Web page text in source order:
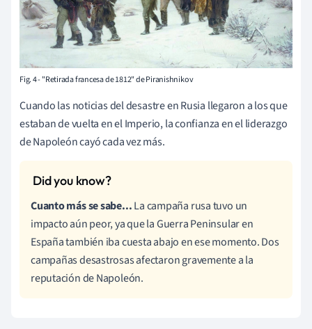
Fig. 4 - "Retirada francesa de 1812" de Piranishnikov
Cuando las noticias del desastre en Rusia llegaron a los que
estaban de vuelta en el Imperio, la confianza en el liderazgo
de Napoleón cayó cada vez más.
Cuanto más se sabe...La campaña rusa tuvo un
impacto aún peor, ya que la Guerra Peninsular en
España también iba cuesta abajo en ese momento. Dos
campañas desastrosas afectaron gravemente a la
reputación de Napoleón.